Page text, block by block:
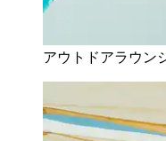
アウトドアラウン